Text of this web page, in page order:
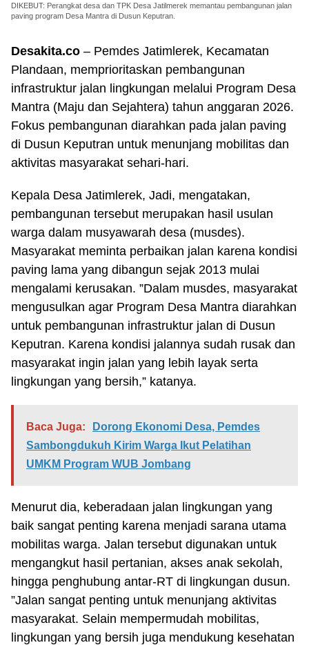
DIKEBUT: Perangkat desa dan TPK Desa Jatilmerek memantau pembangunan jalan
paving program Desa Mantra di Dusun Keputran.
Desakita.co – Pemdes Jatimlerek, Kecamatan
Plandaan, memprioritaskan pembangunan
infrastruktur jalan lingkungan melalui Program Desa
Mantra (Maju dan Sejahtera) tahun anggaran 2026.
Fokus pembangunan diarahkan pada jalan paving
di Dusun Keputran untuk menunjang mobilitas dan
aktivitas masyarakat sehari-hari.
Kepala Desa Jatimlerek, Jadi, mengatakan,
pembangunan tersebut merupakan hasil usulan
warga dalam musyawarah desa (musdes).
Masyarakat meminta perbaikan jalan karena kondisi
paving lama yang dibangun sejak 2013 mulai
mengalami kerusakan. ”Dalam musdes, masyarakat
mengusulkan agar Program Desa Mantra diarahkan
untuk pembangunan infrastruktur jalan di Dusun
Keputran. Karena kondisi jalannya sudah rusak dan
masyarakat ingin jalan yang lebih layak serta
lingkungan yang bersih,” katanya.
Baca Juga:
Dorong Ekonomi Desa, Pemdes
Sambongdukuh Kirim Warga Ikut Pelatihan
UMKM Program WUB Jombang
Menurut dia, keberadaan jalan lingkungan yang
baik sangat penting karena menjadi sarana utama
mobilitas warga. Jalan tersebut digunakan untuk
mengangkut hasil pertanian, akses anak sekolah,
hingga penghubung antar-RT di lingkungan dusun.
”Jalan sangat penting untuk menunjang aktivitas
masyarakat. Selain mempermudah mobilitas,
lingkungan yang bersih juga mendukung kesehatan